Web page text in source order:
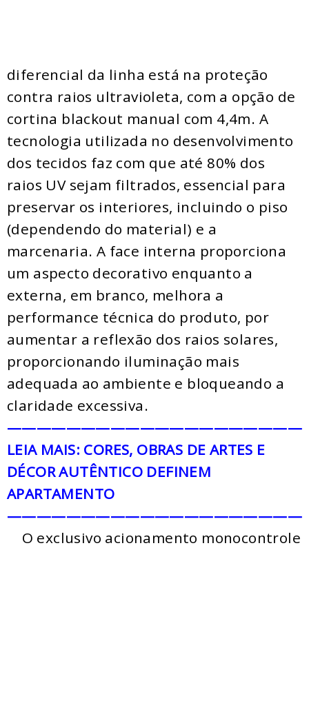
diferencial da linha está na proteção
contra raios ultravioleta, com a opção de
cortina blackout manual com 4,4m. A
tecnologia utilizada no desenvolvimento
dos tecidos faz com que até 80% dos
raios UV sejam filtrados, essencial para
preservar os interiores, incluindo o piso
(dependendo do material) e a
marcenaria. A face interna proporciona
um aspecto decorativo enquanto a
externa, em branco, melhora a
performance técnica do produto, por
aumentar a reflexão dos raios solares,
proporcionando iluminação mais
adequada ao ambiente e bloqueando a
claridade excessiva.
LEIA MAIS: CORES, OBRAS DE ARTES E
DÉCOR AUTÊNTICO DEFINEM
APARTAMENTO
O exclusivo acionamento monocontrole